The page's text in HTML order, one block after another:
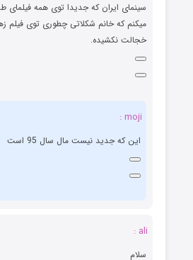
سینمای ایران که جدیدا توی همه فیلمای
میکنم که خانم شکلاتی چطوری توی فیلم
خجالت نکشیده.
moji :
این که جدید نیست مال سال 95 است
ali :
سلام